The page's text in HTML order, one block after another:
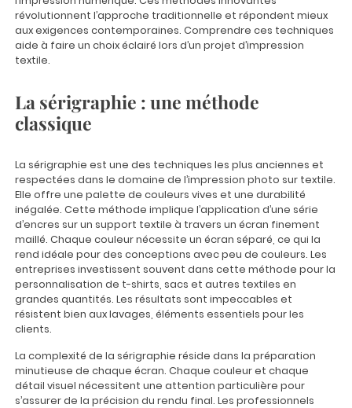
révolutionnent l’approche traditionnelle et répondent mieux
aux exigences contemporaines. Comprendre ces techniques
aide à faire un choix éclairé lors d’un projet d’impression
textile.
La sérigraphie : une méthode
classique
La sérigraphie est une des techniques les plus anciennes et
respectées dans le domaine de l’impression photo sur textile.
Elle offre une palette de couleurs vives et une durabilité
inégalée. Cette méthode implique l’application d’une série
d’encres sur un support textile à travers un écran finement
maillé. Chaque couleur nécessite un écran séparé, ce qui la
rend idéale pour des conceptions avec peu de couleurs. Les
entreprises investissent souvent dans cette méthode pour la
personnalisation de t-shirts, sacs et autres textiles en
grandes quantités. Les résultats sont impeccables et
résistent bien aux lavages, éléments essentiels pour les
clients.
La complexité de la sérigraphie réside dans la préparation
minutieuse de chaque écran. Chaque couleur et chaque
détail visuel nécessitent une attention particulière pour
s’assurer de la précision du rendu final. Les professionnels